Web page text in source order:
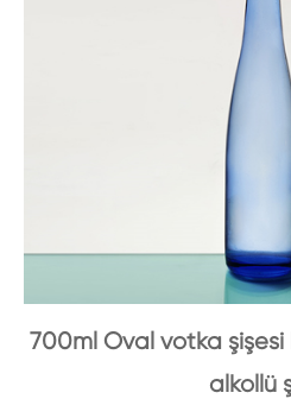
700ml Oval votka şişesi
alkollü